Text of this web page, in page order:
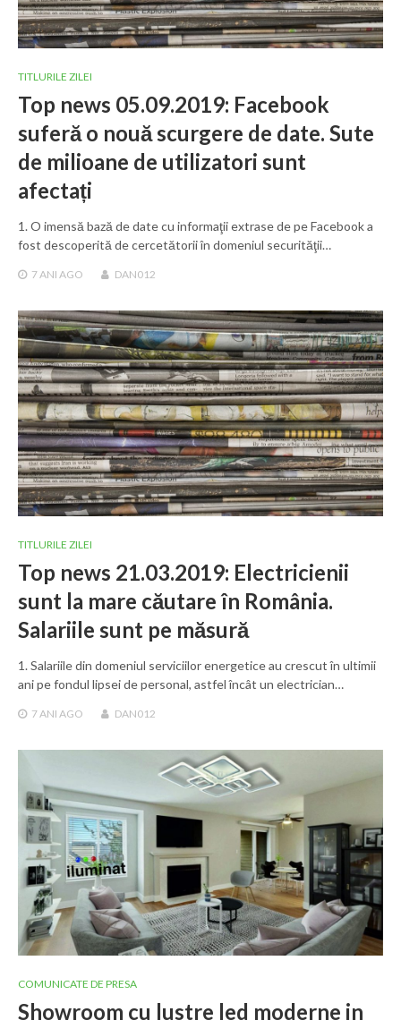
TITLURILE ZILEI
Top news 05.09.2019: Facebook
suferă o nouă scurgere de date. Sute
de milioane de utilizatori sunt
afectați
1. O imensă bază de date cu informaţii extrase de pe Facebook a
fost descoperită de cercetătorii în domeniul securităţii…
7 ANI AGO DAN012
TITLURILE ZILEI
Top news 21.03.2019: Electricienii
sunt la mare căutare în România.
Salariile sunt pe măsură
1. Salariile din domeniul serviciilor energetice au crescut în ultimii
ani pe fondul lipsei de personal, astfel încât un electrician…
7 ANI AGO DAN012
COMUNICATE DE PRESA
Showroom cu lustre led moderne in